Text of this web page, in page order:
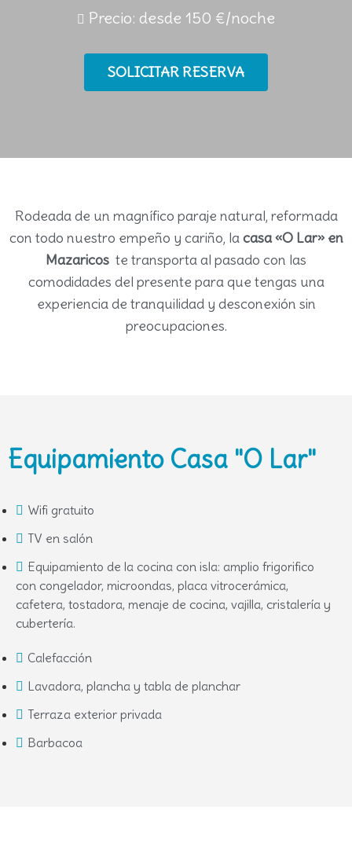
Precio: desde 150 €/noche
SOLICITAR RESERVA
Rodeada de un magnífico paraje natural, reformada
con todo nuestro empeño y cariño, lacasa «O Lar» en
Mazaricos te transporta al pasado con las
comodidades del presente para que tengas una
experiencia de tranquilidad y desconexión sin
preocupaciones.
Equipamiento Casa "O Lar"
Wifi gratuito
TV en salón
Equipamiento de la cocina con isla: amplio frigorifico
con congelador, microondas, placa vitrocerámica,
cafetera, tostadora, menaje de cocina, vajilla, cristalería y
cubertería.
Calefacción
Lavadora, plancha y tabla de planchar
Terraza exterior privada
Barbacoa